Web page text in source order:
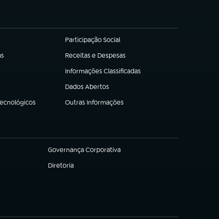
Participação Social
(abre em nova aba)
Receitas e Despesas
(abre em nova aba)
Informações Classificadas
(abre em nova aba)
Dados Abertos
(abre em nova aba)
Outras Informações
(abre em nova aba)
Governança Corporativa
(abre em nova aba)
Diretoria
(abre em nova aba)